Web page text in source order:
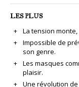
LES PLUS
La tension
Impossible de
son genre.
Les masques
plaisir.
Une révolution